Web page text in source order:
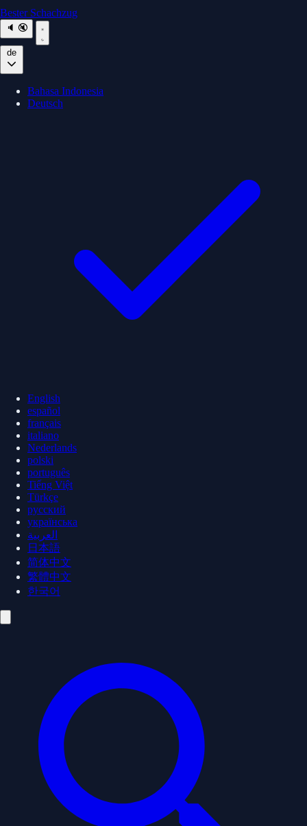
Bester Schachzug
🔈 🔇
de
Bahasa Indonesia
Deutsch
English
español
français
italiano
Nederlands
polski
português
Tiếng Việt
Türkçe
русский
українська
العربية
日本語
简体中文
繁體中文
한국어